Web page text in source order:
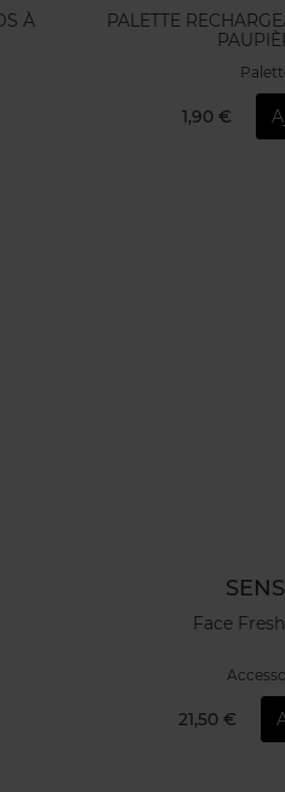
À
PALETTE
1,90 €
Face
21,50 €